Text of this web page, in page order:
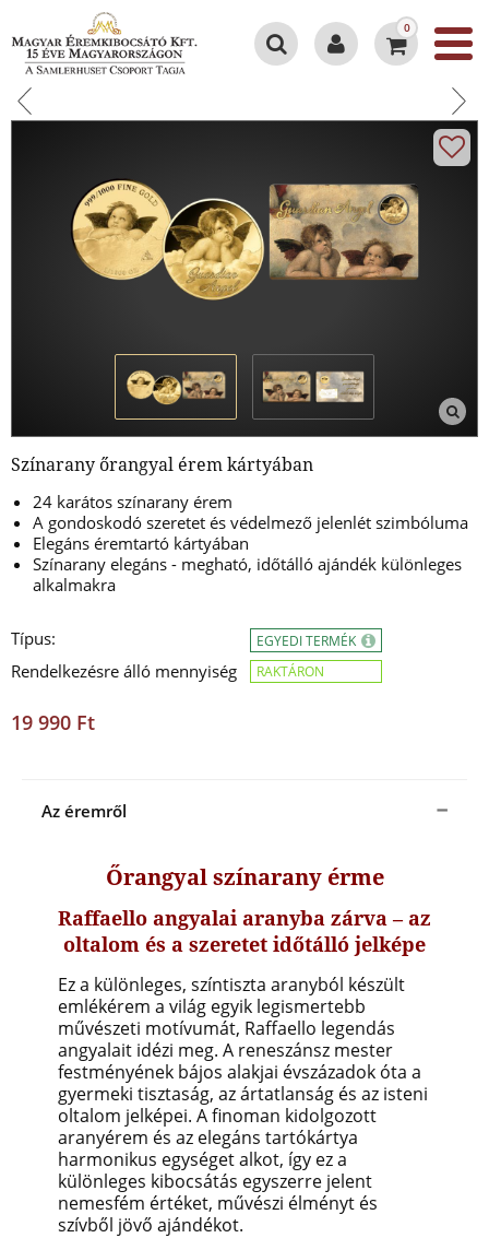
0
Színarany őrangyal érem kártyában
24 karátos színarany érem
A gondoskodó szeretet és védelmező jelenlét szimbóluma
Elegáns éremtartó kártyában
Színarany elegáns - megható, időtálló ajándék különleges
alkalmakra
Típus:
Rendelkezésre álló mennyiség
EGYEDI TERMÉK
RAKTÁRON
19 990 Ft
Az éremről
Őrangyal színarany érme
Raffaello angyalai aranyba zárva – az
oltalom és a szeretet időtálló jelképe
Ez a különleges, színtiszta aranyból készült
emlékérem a világ egyik legismertebb
művészeti motívumát, Raffaello legendás
angyalait idézi meg. A reneszánsz mester
festményének bájos alakjai évszázadok óta a
gyermeki tisztaság, az ártatlanság és az isteni
oltalom jelképei. A finoman kidolgozott
aranyérem és az elegáns tartókártya
harmonikus egységet alkot, így ez a
különleges kibocsátás egyszerre jelent
nemesfém értéket, művészi élményt és
szívből jövő ajándékot.